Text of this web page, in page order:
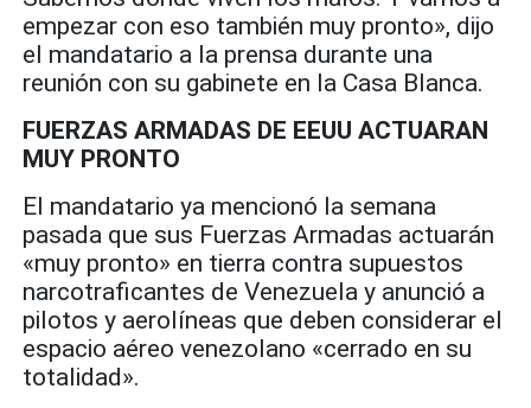
empezar con eso también muy pronto», dijo
el mandatario a la prensa durante una
reunión con su gabinete en la Casa Blanca.
FUERZAS ARMADAS DE EEUU ACTUARAN
MUY PRONTO
El mandatario ya mencionó la semana
pasada que sus Fuerzas Armadas actuarán
«muy pronto» en tierra contra supuestos
narcotraficantes de Venezuela y anunció a
pilotos y aerolíneas que deben considerar el
espacio aéreo venezolano «cerrado en su
totalidad».